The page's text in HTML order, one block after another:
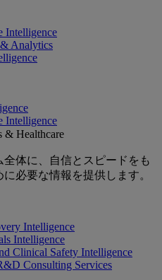
Intelligence
Analytics
Intelligence
& Healthcare
体に、自信とスピードをも
必要な情報を提供します。
Intelligence
Intelligence
Clinical Safety Intelligence
Consulting Services